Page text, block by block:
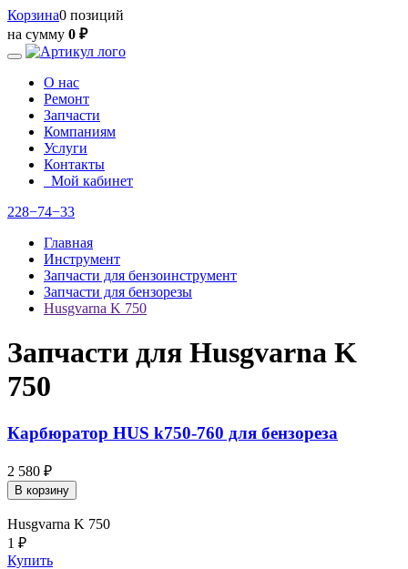
Корзина0 позиций
на сумму 0 ₽
О нас
Ремонт
Запчасти
Компаниям
Услуги
Контакты
Мой кабинет
228−74−33
Главная
Инструмент
Запчасти для бензоинструмент
Запчасти для бензорезы
Husgvarna K 750
Запчасти для Husgvarna K
750
Карбюратор HUS k750-760 для бензореза
2 580 ₽
В корзину
Husgvarna K 750
1 ₽
Купить